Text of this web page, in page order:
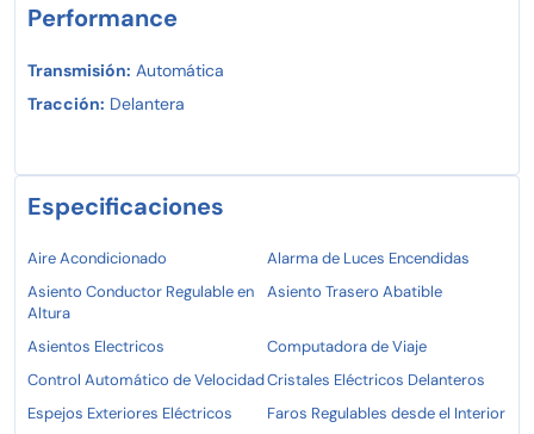
Performance
Transmisión: Automática
Tracción: Delantera
Especificaciones
Aire Acondicionado
Alarma de Luces Encendidas
Asiento Conductor Regulable en
Altura
Asiento Trasero Abatible
Asientos Electricos
Computadora de Viaje
Control Automático de VelocidadCristales Eléctricos Delanteros
Espejos Exteriores Eléctricos
Faros Regulables desde el Interior